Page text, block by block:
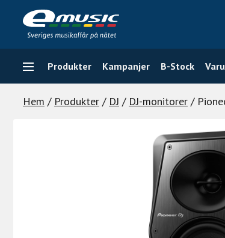
content
Produkter Kampanjer B-Stock
Hem / Produkter / DJ / DJ-monitorer /